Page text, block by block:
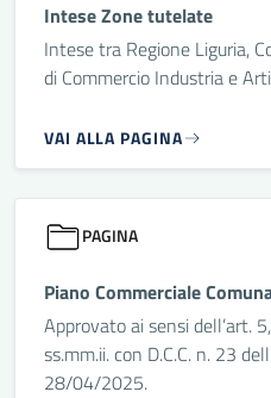
Intese Zone tutelate
Intese tra Regione Liguria,
di Commercio Industria e
VAI ALLA PAGINA
PAGINA
Piano Commerciale
Approvato ai sensi dell’art.
ss.mm.ii. con D.C.C. n. 23
28/04/2025.